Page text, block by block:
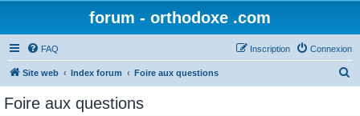
forum - orthodoxe .com
FAQ Connexion
Inscription
Site web Index forum Foire aux questions
Foire aux questions